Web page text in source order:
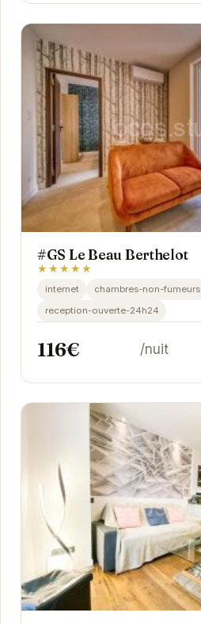
#GS Le Beau Berthelot
★★★★★
internet
chambres-non-fumeurs
reception-ouverte-24h24
116€ /nuit